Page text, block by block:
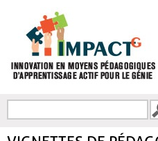
FORMULAIRE DE